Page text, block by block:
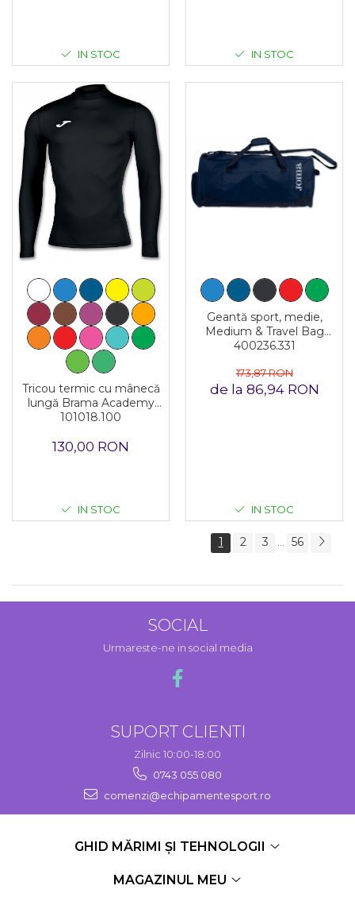
IN STOC IN STOC
Tricou termic cu mânecă
lungă Brama Academy
101018.100
130,00 RON
IN STOC
Geantă sport, medie,
Medium & Travel Bag
400236.331
173,87 RON
de la 86,94 RON
IN STOC
1 2 3 56
SOCIAL
Urmareste-ne in social media
SUPORT CLIENTI
Zilnic 10:00-18:00
0743 055 080
comenzi@echipamentesport.ro
GHID MĂRIMI ȘI TEHNOLOGII
MAGAZINUL MEU